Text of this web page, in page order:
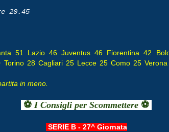
20.45
51 Lazio 46 Juventus 46 Fiorentina 42
Torino 28 Cagliari 25 Lecce 25 Como 25
in meno.
⚽ I Consigli per Scommettere ⚽
SERIE B - 27^ Giornata